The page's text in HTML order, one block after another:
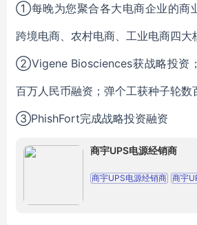
①每晚为您聚合各大电商企业的商
跨境电商、农村电商、工业电商四大
②Vigene Biosciences获战略投资
百万人民币融资；弹个工获种子轮数
③PhishFort完成战略投资融资
商宇UPS电源经销商
商宇UPS电源经销商 商宇